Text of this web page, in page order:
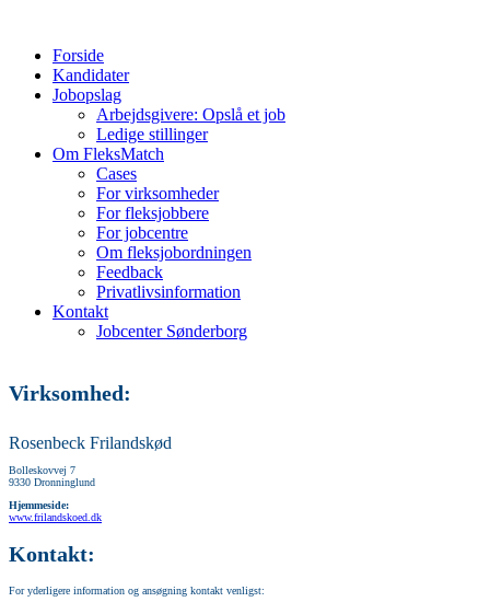
Forside
Kandidater
Jobopslag
Arbejdsgivere: Opslå et job
Ledige stillinger
Om FleksMatch
Cases
For virksomheder
For fleksjobbere
For jobcentre
Om fleksjobordningen
Feedback
Privatlivsinformation
Kontakt
Jobcenter Sønderborg
Virksomhed:
Rosenbeck Frilandskød
Bolleskovvej 7
9330 Dronninglund
Hjemmeside:
www.frilandskoed.dk
Kontakt:
For yderligere information og ansøgning kontakt venligst: